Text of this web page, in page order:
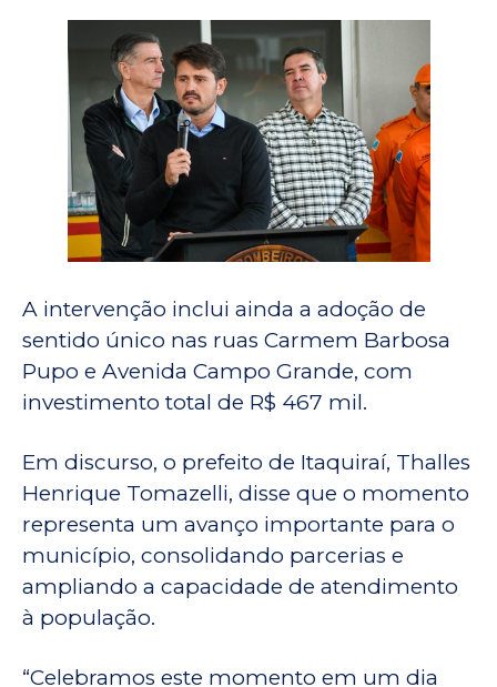
A intervenção inclui ainda a adoção de
sentido único nas ruas Carmem Barbosa
Pupo e Avenida Campo Grande, com
investimento total de R$ 467 mil.
Em discurso, o prefeito de Itaquiraí, Thalles
Henrique Tomazelli, disse que o momento
representa um avanço importante para o
município, consolidando parcerias e
ampliando a capacidade de atendimento
à população.
“Celebramos este momento em um dia